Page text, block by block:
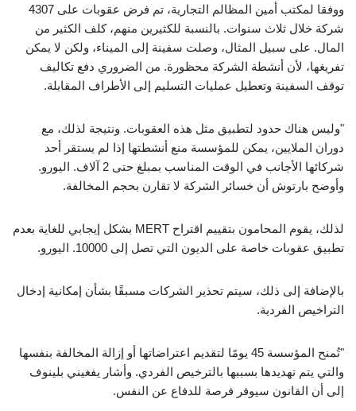
ووفقا لمكتب أمين المظالم التجارية، تم فرض عقوبات على 4307
شركة خلال ثلاث سنوات. بالنسبة للكثيرين منهم، كلف الكثير من
المال. على سبيل المثال، وصلت سفينة إلى الميناء، ولكن لا يمكن
تفريغها، لأن أنشطة الشركة محظورة. من الضروري دفع تكاليف
توقف السفينة وتعطيل عمليات التسليم إلى الأطراف المقابلة.
"وليس هناك حدود لتطبيق مثل هذه العقوبات. ونتيجة لذلك، مع
دوران الملايين، يمكن للمؤسسة منع أنشطتها إذا لم يستقر أحد
شركائها الأجانب في الوقت المناسب بمبلغ حتى 2 آلاف. اليورو.
وأوضح بارتوش أن خسائر الشركة لا تقارن بحجم المخالفة.
لذلك، يقوم المحامون بتقييم اقتراح MERT بشكل إيجابي للغاية بعدم
تطبيق عقوبات خاصة على الديون التي تصل إلى 10000. اليورو.
بالإضافة إلى ذلك، سيتم تحذير الشركات مسبقًا بشأن إمكانية إدخال
التراخيص الفردية.
"تُمنح المؤسسة 45 يومًا لتقديم اعتراضاتها أو إزالة المخالفة بنفسها
والتي يتم تهديدها بسببها بالترخيص الفردي. وأشار يفغيني بلينوف
إلى أن القانون سيوفر فرصة للدفاع عن النفس.